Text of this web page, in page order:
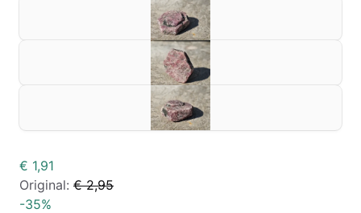
€ 1,91
Original: € 2,95
-35%